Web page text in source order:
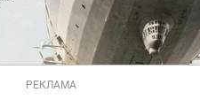
РЕКЛАМА